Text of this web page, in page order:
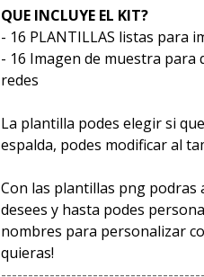
QUE INCLUYE EL KIT?
- 16 PLANTILLAS listas para
- 16 Imagen de muestra para
redes
La plantilla podes elegir si
espalda, podes modificar al
Con las plantillas png
desees y hasta podes
nombres para personalizar
quieras!